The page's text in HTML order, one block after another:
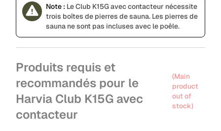
Note : Le Club K15G avec contacteur nécessite
trois boîtes de pierres de sauna. Les pierres de
sauna ne sont pas incluses avec le poêle.
Produits requis et
recommandés pour le
Harvia Club K15G avec
contacteur
(Main
product
out of
stock)